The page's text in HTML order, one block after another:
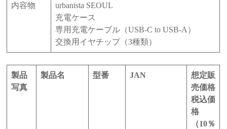
内容物
urbanista SEOUL
充電ケース
専用充電ケーブル（USB-C to USB-A）
交換用イヤチップ（3種類）
製品
写真
製品名 型番 JAN
想定販
売価格
税込価
格
（10％